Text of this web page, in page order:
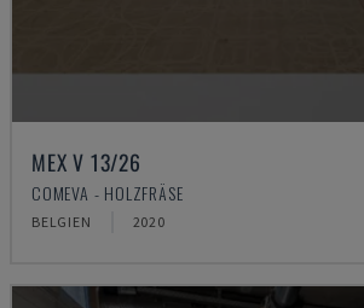
MEX V 13/26
COMEVA - HOLZFRÄSE
BELGIEN 2020